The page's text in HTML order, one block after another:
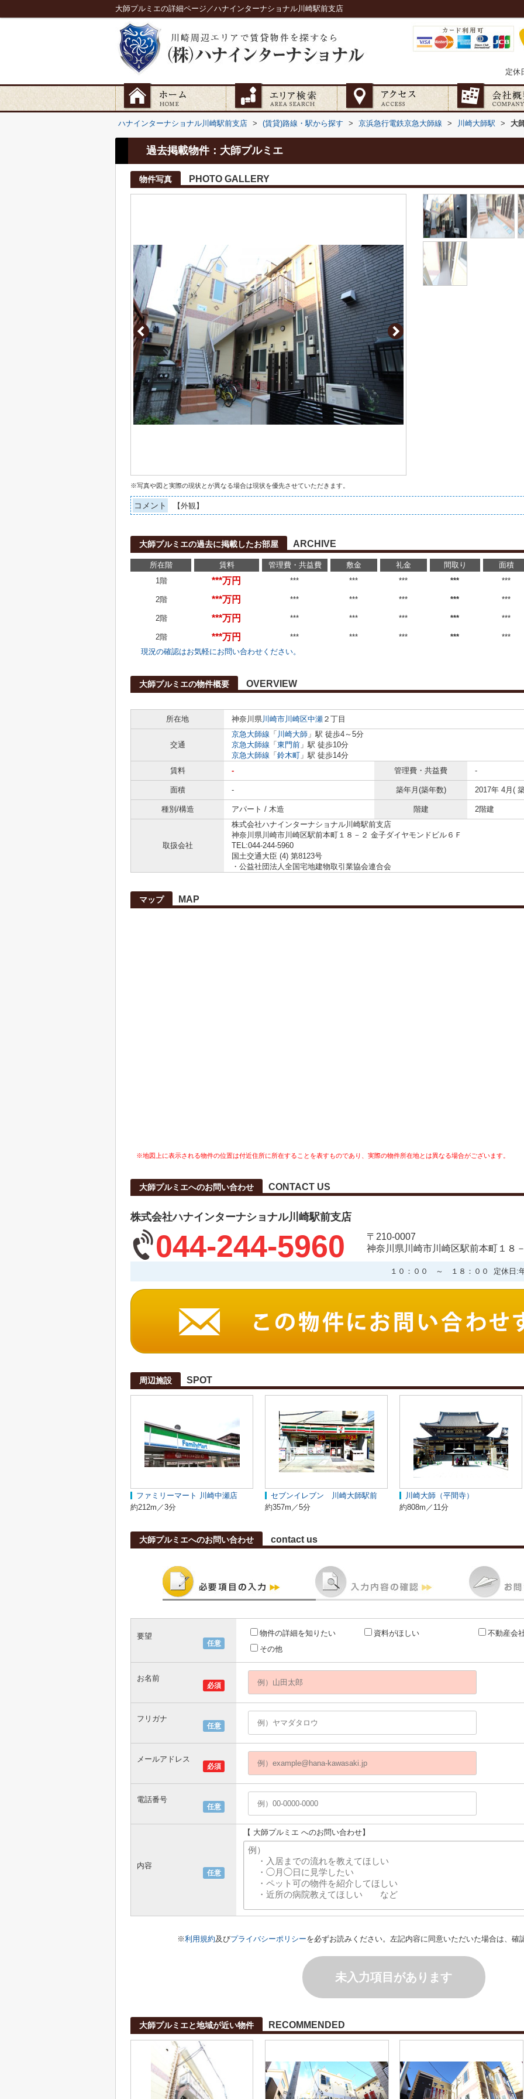
大師プルミエの詳細ページ／ハナインターナショナル川崎駅前支店
定休
ハナインターナショナル川崎駅前支店 > (賃貸)路線・駅から探す > 京浜急行電鉄京急大師線 > 川崎大師駅 > 大
過去掲載物件：大師プルミエ
物件写真 PHOTO GALLERY
※写真や図と実際の現状とが異なる場合は現状を優先させていただきます。
コメント 【外観】
大師プルミエの過去に掲載したお部屋 ARCHIVE
所在階 賃料 管理費・共益費 敷金 礼金 間取り
面積
1階
***万円 *** *** *** *** ***
2階 ***万円 *** *** *** *** ***
2階 ***万円 *** *** *** *** ***
2階 ***万円 *** *** *** ***
***
現況の確認はお気軽にお問い合わせください。
大師プルミエの物件概要 OVERVIEW
所在地 神奈川県川崎市川崎区中瀬 ２丁目
交通
京急大師線 「 川崎大師 」駅 徒歩4～5分
京急大師線 「 東門前 」駅 徒歩10分
京急大師線 「 鈴木町 」駅 徒歩14分
賃料
- 管理費・共益費 -
面積 - 築年月(築年数) 2017年 4月(
種別/構造 アパート / 木造 階建 2階建
取扱会社
株式会社ハナインターナショナル川崎駅前支店
神奈川県川崎市川崎区駅前本町１８－２ 金子ダイヤモンドビル６Ｆ
TEL:044-244-5960
国土交通大臣 (4) 第8123号
・公益社団法人全国宅地建物取引業協会連合会
マップ MAP
※地図上に表示される物件の位置は付近住所に所在することを表すものであり、実際の物件所在地とは異なる場合がございます。
大師プルミエへのお問い合わせ CONTACT US
株式会社ハナインターナショナル川崎駅前支店
044-244-5960
〒210-0007
神奈川県川崎市川崎区駅前本町１８
１０：００ ～ １８：００ 定休日:
周辺施設 SPOT
ファミリーマート 川崎中瀬店
約212m／3分
セブンイレブン 川崎大師駅前
約357m／5分
川崎大師（平間寺）
約808m／11分
大師プルミエへのお問い合わせ contact us
任意
要望 物件の詳細を知りたい 資料がほしい
不動産会
その他
必須
お名前
任意
フリガナ
必須
メールアドレス
任意
電話番号
任意
内容
【 大師プルミエ へのお問い合わせ】
※利用規約及びプライバシーポリシーを必ずお読みください。左記内容に同意いただいた場合は、確
未入力項目があります
大師プルミエと地域が近い物件 RECOMMENDED